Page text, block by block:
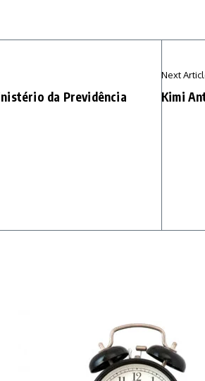
da Previdência
Next
Kimi